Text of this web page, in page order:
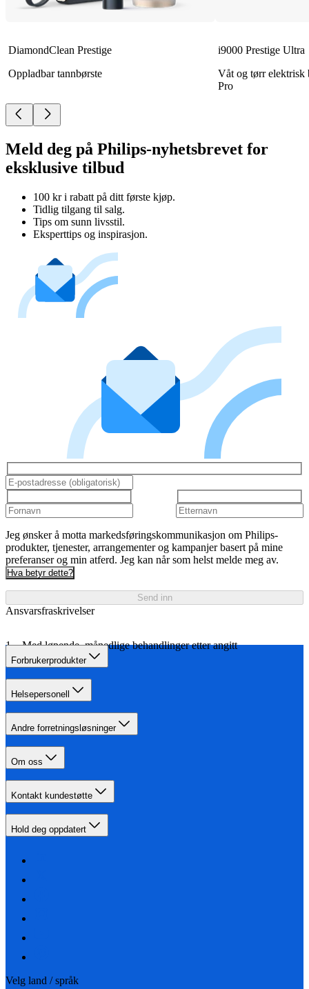
DiamondClean Prestige
Oppladbar tannbørste
i9000 Prestige Ultra
Våt og tørr elektrisk
Pro
Meld deg på Philips-nyhetsbrevet for
eksklusive tilbud
100 kr i rabatt på ditt første kjøp.
Tidlig tilgang til salg.
Tips om sunn livsstil.
Eksperttips og inspirasjon.
Jeg ønsker å motta markedsføringskommunikasjon om Philips-
produkter, tjenester, arrangementer og kampanjer basert på mine
preferanser og min atferd. Jeg kan når som helst melde meg av.
Hva betyr dette?
Send inn
Ansvarsfraskrivelser
Med løpende, månedlige behandlinger etter angitt
behandlingsplan.
Forbrukerprodukter
Helsepersonell
Andre forretningsløsninger
Om oss
Kontakt kundestøtte
Hold deg oppdatert
Velg land / språk